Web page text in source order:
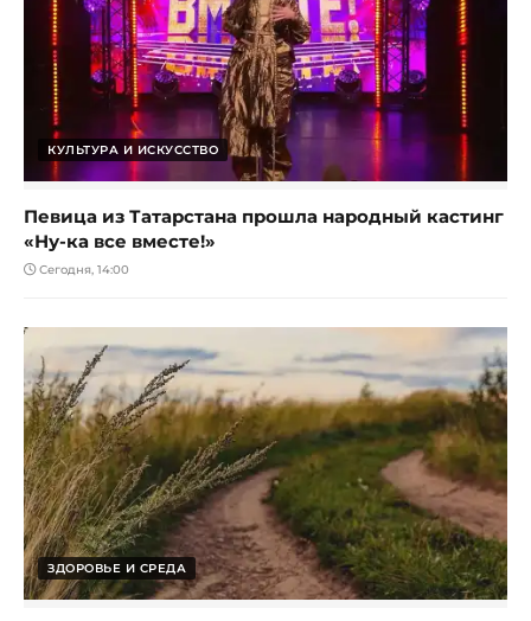
КУЛЬТУРА И ИСКУССТВО
Певица из Татарстана прошла народный кастинг
«Ну-ка все вместе!»
Сегодня, 14:00
ЗДОРОВЬЕ И СРЕДА